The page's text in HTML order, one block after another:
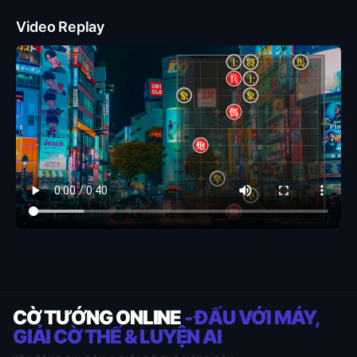
Video Replay
CỜ TƯỚNG ONLINE- ĐẤU VỚI MÁY,
GIẢI CỜ THẾ & LUYỆN AI